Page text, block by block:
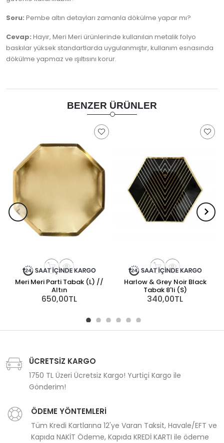
Soru: Pembe altın detayları zamanla dökülme yapar mı?
Cevap: Hayır, Meri Meri ürünlerinde kullanılan metalik folyo
baskılar yüksek standartlarda uygulanmıştır, kullanım esnasında
dökülme yapmaz ve ışıltısını korur.
BENZER ÜRÜNLER
Meri Meri Parti Tabak (L) //
Altın
650,00TL
Harlow & Grey Noir Black
Tabak 8'li (S)
340,00TL
ÜCRETSİZ KARGO
1750 TL Üzeri Ücretsiz Kargo! Yurtiçi Kargo ile
Gönderim!
ÖDEME YÖNTEMLERİ
Tüm Kredi Kartlarına 12'ye Varan Taksit, Havale/EFT ve
Kapıda NAKİT Ödeme, Kapıda KREDİ KARTI ile ödeme